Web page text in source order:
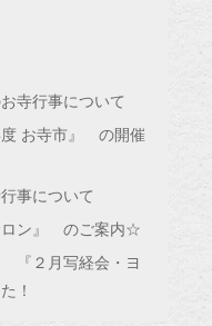
寺行事について
度 お寺市』 の開催
事について
ロン』 のご案内☆
『２月写経会・ヨ
！